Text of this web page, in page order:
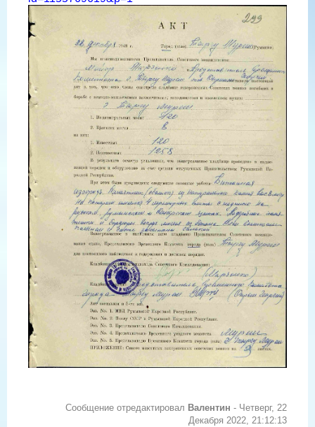
Сообщение отредактировал Валентин - Четверг, 22
Декабря 2022, 21:12:13